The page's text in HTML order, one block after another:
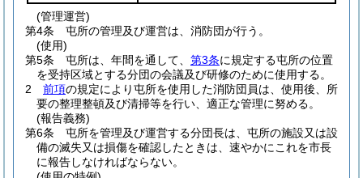
(管理運営)
第4条
屯所の管理及び運営は、消防団が行う。
(使用)
第5条
屯所は、年間を通して、 第3条に規定する屯所の位置
を受持区域とする分団の会議及び研修のために使用する。
2
前項の規定により屯所を使用した消防団員は、使用後、所
要の整理整頓及び清掃等を行い、適正な管理に努める。
(報告義務)
第6条
屯所を管理及び運営する分団長は、屯所の施設又は設
備の滅失又は損傷を確認したときは、速やかにこれを市長
に報告しなければならない。